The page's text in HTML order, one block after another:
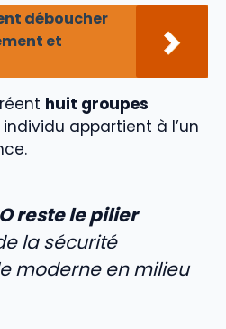
déboucher
et
huit groupes
appartient à l’un
reste le pilier
la sécurité
moderne en milieu